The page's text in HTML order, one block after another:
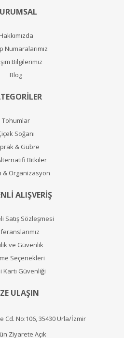
Numaralarımız
Bilgilerimiz
Blog
Tohumlar
Soğanı
& Gübre
Bitkiler
& Organizasyon
ALIŞVERİŞ
Satış Sözleşmesi
ve Güvenlik
Seçenekleri
Kartı Güvenliği
ULAŞIN
Cd. No:106, 35430 Urla/İzmir
Ziyarete Açık